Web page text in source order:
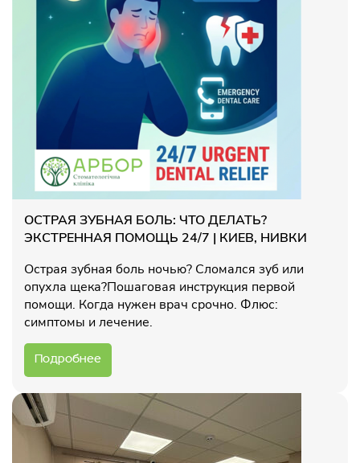
ОСТРАЯ ЗУБНАЯ БОЛЬ: ЧТО ДЕЛАТЬ?
ЭКСТРЕННАЯ ПОМОЩЬ 24/7 | КИЕВ, НИВКИ
Острая зубная боль ночью? Сломался зуб или
опухла щека?Пошаговая инструкция первой
помощи. Когда нужен врач срочно. Флюс:
симптомы и лечение.
Подробнее